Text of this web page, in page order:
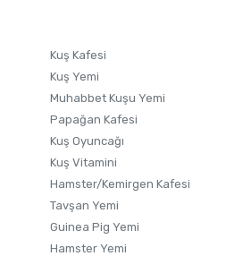
Kuş Kafesi
Kuş Yemi
Muhabbet Kuşu Yemi
Papağan Kafesi
Kuş Oyuncağı
Kuş Vitamini
Hamster/Kemirgen Kafesi
Tavşan Yemi
Guinea Pig Yemi
Hamster Yemi